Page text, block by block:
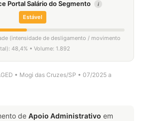
Portal Salário do Segmento i
Estável
(intensidade de desligamento / movimento
48,4% • Volume: 1.892
• Mogi das Cruzes/SP • 07/2025 a
de Apoio Administrativo em